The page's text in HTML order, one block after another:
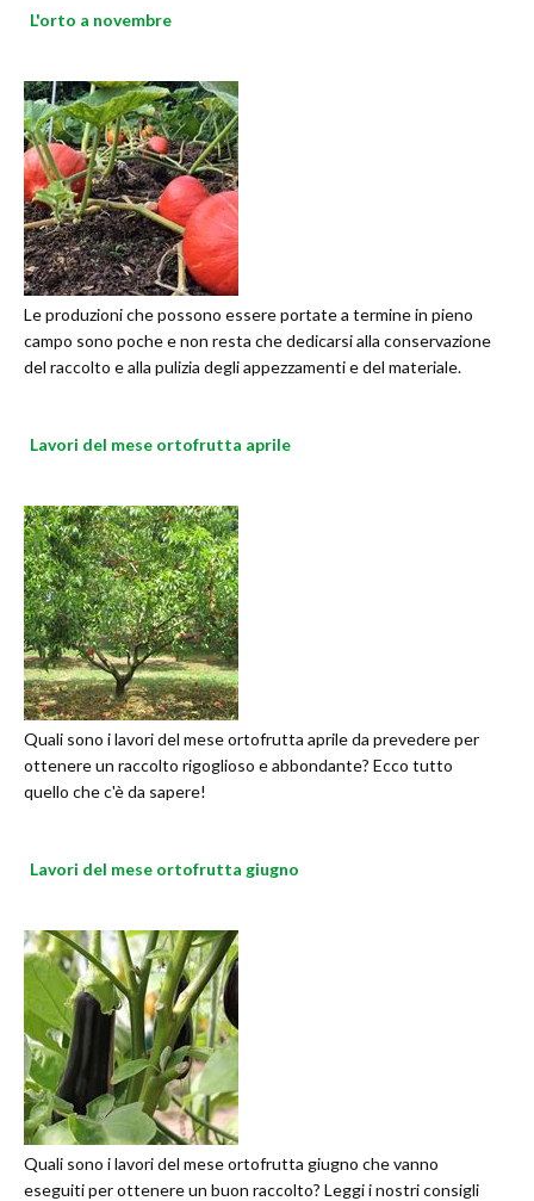
L'orto a novembre
Le produzioni che possono essere portate a termine in pieno
campo sono poche e non resta che dedicarsi alla conservazione
del raccolto e alla pulizia degli appezzamenti e del materiale.
Lavori del mese ortofrutta aprile
Quali sono i lavori del mese ortofrutta aprile da prevedere per
ottenere un raccolto rigoglioso e abbondante? Ecco tutto
quello che c'è da sapere!
Lavori del mese ortofrutta giugno
Quali sono i lavori del mese ortofrutta giugno che vanno
eseguiti per ottenere un buon raccolto? Leggi i nostri consigli